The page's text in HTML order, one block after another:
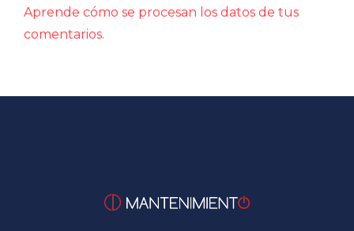
Aprende cómo se procesan los datos de tus
comentarios.